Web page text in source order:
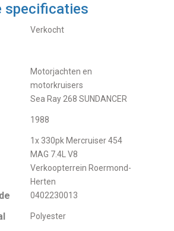
specificaties
Verkocht
Motorjachten en
motorkruisers
Sea Ray 268 SUNDANCER
1988
1x 330pk Mercruiser 454
MAG 7.4L V8
Verkoopterrein Roermond-
Herten
0402230013
Polyester